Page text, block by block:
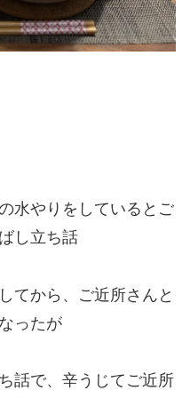
水やりをしているとご
し立ち話
てから、ご近所さんと
ったが
話で、辛うじてご近所